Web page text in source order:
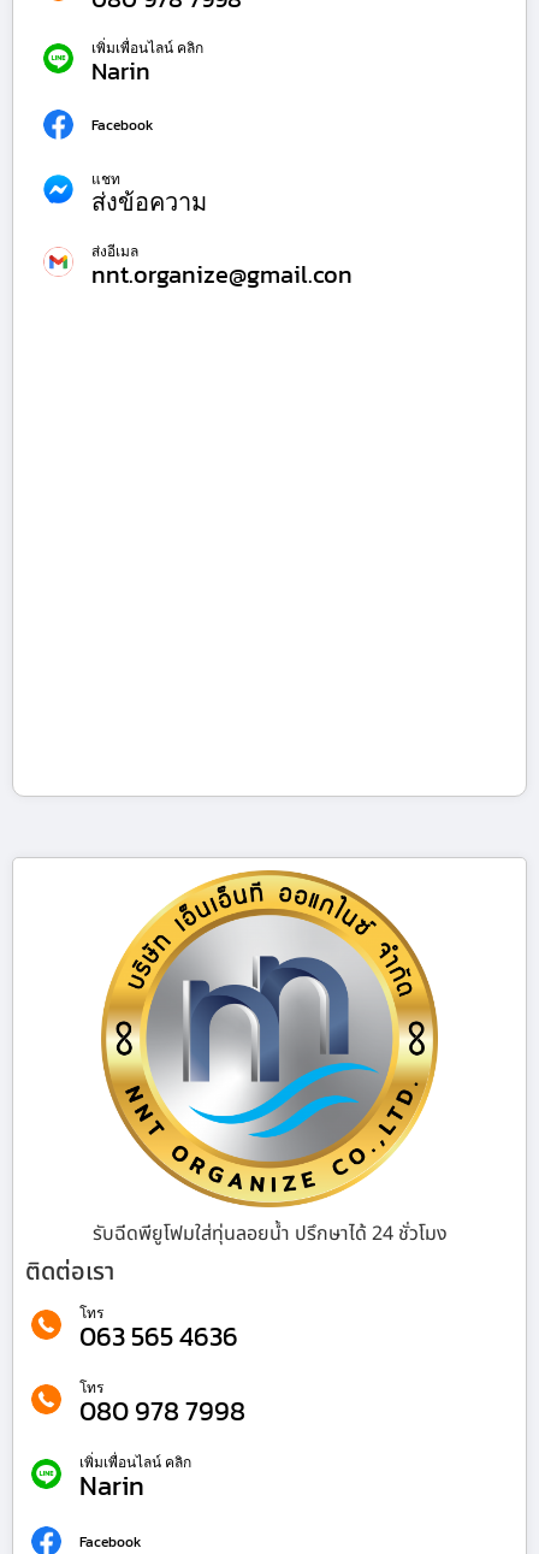
เพิ่มเพื่อนไลน์ คลิก
Narin
Facebook
แชท
ส่งข้อความ
ส่งอีเมล
nnt.organize@gmail.con
รับฉีดพียูโฟมใส่ทุ่นลอยน้ำ ปรึกษาได้ 24 ชั่วโมง
ติดต่อเรา
โทร
063 565 4636
โทร
080 978 7998
เพิ่มเพื่อนไลน์ คลิก
Narin
Facebook